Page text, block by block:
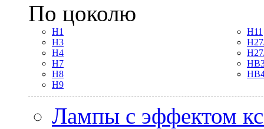
По цоколю
H1
H3
H4
H7
H8
H9
H11
Лампы с эффектом